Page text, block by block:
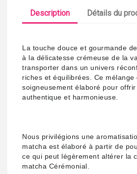
Description Détails du
La touche douce et gourmande
à la délicatesse crémeuse de la
transporter dans un univers
riches et équilibrées. Ce mélange
soigneusement élaboré pour
authentique et harmonieuse.
Nous privilégions une
matcha est élaboré à partir de
ce qui peut légèrement altérer la
matcha Cérémonial.